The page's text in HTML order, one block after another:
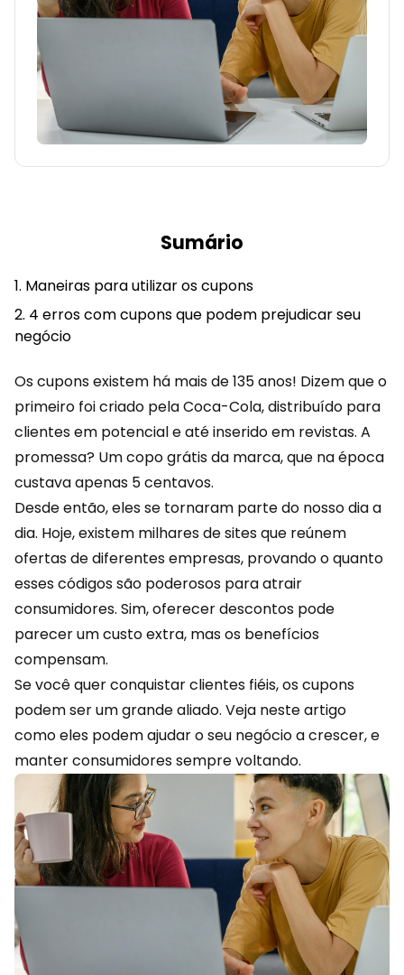
Sumário
Maneiras para utilizar os cupons
4 erros com cupons que podem prejudicar seu
negócio
Os cupons existem há mais de 135 anos! Dizem que o
primeiro foi criado pela Coca-Cola, distribuído para
clientes em potencial e até inserido em revistas. A
promessa? Um copo grátis da marca, que na época
custava apenas 5 centavos.
Desde então, eles se tornaram parte do nosso dia a
dia. Hoje, existem milhares de sites que reúnem
ofertasde diferentes empresas, provando o quanto
esses códigos são poderosos para atrair
consumidores. Sim, oferecer descontos pode
parecer um custo extra, mas os benefícios
compensam.
Se você quer conquistarclientes fiéis, os cupons
podem ser um grande aliado. Veja neste artigo
como eles podem ajudar o seu negócio a crescer, e
manter consumidores sempre voltando.